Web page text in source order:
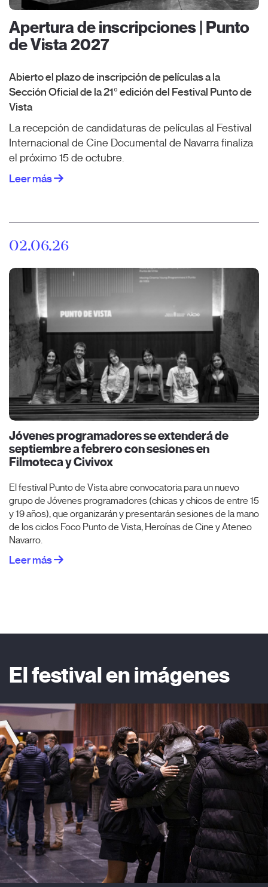
Apertura de inscripciones | Punto
de Vista 2027
Abierto el plazo de inscripción de películas a la
Sección Oficial de la 21º edición del Festival Punto de
Vista
La recepción de candidaturas de películas al Festival
Internacional de Cine Documental de Navarra finaliza
el próximo 15 de octubre.
Leer más
02.06.26
Jóvenes programadores se extenderá de
septiembre a febrero con sesiones en
Filmoteca y Civivox
El festival Punto de Vista abre convocatoria para un nuevo
grupo de Jóvenes programadores (chicas y chicos de entre 15
y 19 años), que organizarán y presentarán sesiones de la mano
de los ciclos Foco Punto de Vista, Heroínas de Cine y Ateneo
Navarro.
Leer más
El festival en imágenes